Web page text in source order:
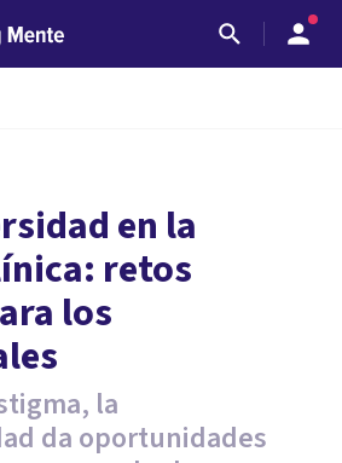
en la
retos
los
la
da oportunidades